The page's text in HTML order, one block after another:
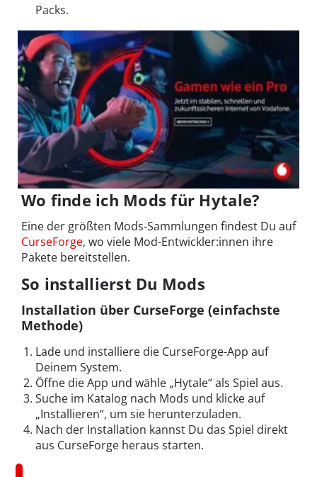
Packs.
Wo finde ich Mods für Hytale?
Eine der größten Mods-Sammlungen findest Du auf
CurseForge, wo viele Mod-Entwickler:innen ihre
Pakete bereitstellen.
So installierst Du Mods
Installation über CurseForge (einfachste
Methode)
Lade und installiere die CurseForge-App auf
Deinem System.
Öffne die App und wähle „Hytale“ als Spiel aus.
Suche im Katalog nach Mods und klicke auf
„Installieren“, um sie herunterzuladen.
Nach der Installation kannst Du das Spiel direkt
aus CurseForge heraus starten.